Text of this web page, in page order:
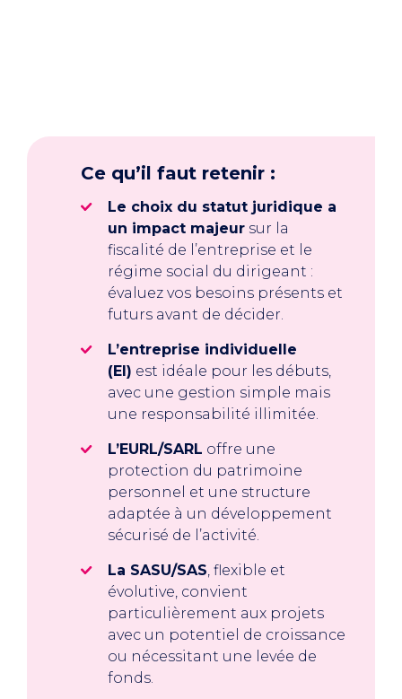
Ce qu’il faut retenir :
Le choix du statut juridique a
un impact majeur sur la
fiscalité de l’entreprise et le
régime social du dirigeant :
évaluez vos besoins présents et
futurs avant de décider.
L’entreprise individuelle
(EI) est idéale pour les débuts,
avec une gestion simple mais
une responsabilité illimitée.
L’EURL/SARL offre une
protection du patrimoine
personnel et une structure
adaptée à un développement
sécurisé de l’activité.
La SASU/SAS, flexible et
évolutive, convient
particulièrement aux projets
avec un potentiel de croissance
ou nécessitant une levée de
fonds.